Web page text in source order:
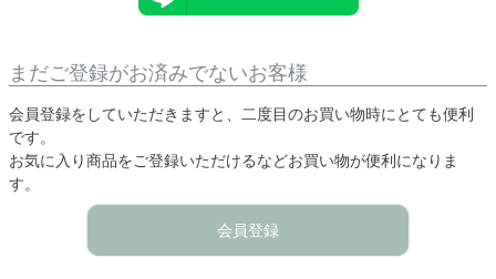
まだご登録がお済みでないお客様
会員登録をしていただきますと、二度目のお買い物時にとても便利
です。
お気に入り商品をご登録いただけるなどお買い物が便利になりま
す。
会員登録